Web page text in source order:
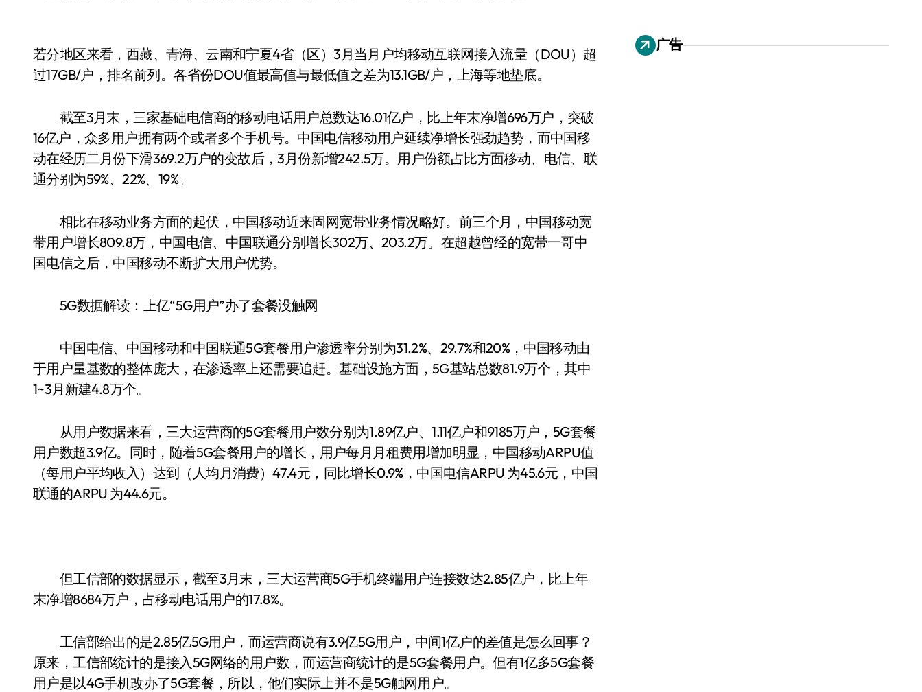
若分地区来看，西藏、青海、云南和宁夏4省（区）3月当月户均移动互联网接入流量（DOU）超
过17GB/户，排名前列。各省份DOU值最高值与最低值之差为13.1GB/户，上海等地垫底。
截至3月末，三家基础电信商的移动电话用户总数达16.01亿户，比上年末净增696万户，突破
16亿户，众多用户拥有两个或者多个手机号。中国电信移动用户延续净增长强劲趋势，而中国移
动在经历二月份下滑369.2万户的变故后，3月份新增242.5万。用户份额占比方面移动、电信、联
通分别为59%、22%、19%。
相比在移动业务方面的起伏，中国移动近来固网宽带业务情况略好。前三个月，中国移动宽
带用户增长809.8万，中国电信、中国联通分别增长302万、203.2万。在超越曾经的宽带一哥中
国电信之后，中国移动不断扩大用户优势。
5G数据解读：上亿“5G用户”办了套餐没触网
中国电信、中国移动和中国联通5G套餐用户渗透率分别为31.2%、29.7%和20%，中国移动由
于用户量基数的整体庞大，在渗透率上还需要追赶。基础设施方面，5G基站总数81.9万个，其中
1~3月新建4.8万个。
从用户数据来看，三大运营商的5G套餐用户数分别为1.89亿户、1.11亿户和9185万户，5G套餐
用户数超3.9亿。同时，随着5G套餐用户的增长，用户每月月租费用增加明显，中国移动ARPU值
（每用户平均收入）达到（人均月消费）47.4元，同比增长0.9%，中国电信ARPU 为45.6元，中国
联通的ARPU 为44.6元。
但工信部的数据显示，截至3月末，三大运营商5G手机终端用户连接数达2.85亿户，比上年
末净增8684万户，占移动电话用户的17.8%。
工信部给出的是2.85亿5G用户，而运营商说有3.9亿5G用户，中间1亿户的差值是怎么回事？
原来，工信部统计的是接入5G网络的用户数，而运营商统计的是5G套餐用户。但有1亿多5G套餐
用户是以4G手机改办了5G套餐，所以，他们实际上并不是5G触网用户。
广告